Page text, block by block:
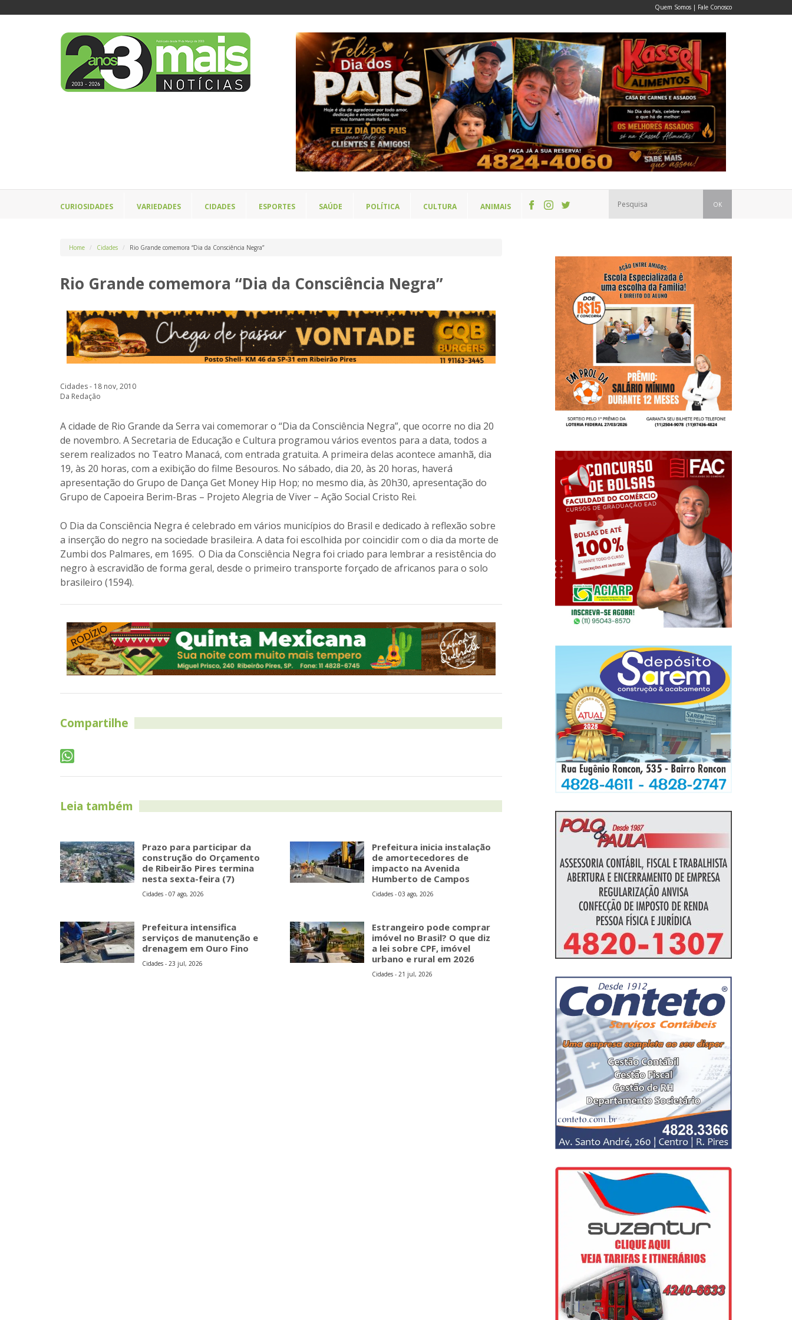
Quem Somos | Fale Conosco
CURIOSIDADES VARIEDADES CIDADES ESPORTES SAÚDE POLÍTICA CULTURA ANIMAIS OK
Home Cidades Rio Grande comemora “Dia da Consciência Negra”
Rio Grande comemora “Dia da Consciência Negra”
Cidades - 18 nov, 2010
Da Redação
A cidade de Rio Grande da Serra vai comemorar o “Dia da Consciência Negra”, que ocorre no dia 20
de novembro. A Secretaria de Educação e Cultura programou vários eventos para a data, todos a
serem realizados no Teatro Manacá, com entrada gratuita. A primeira delas acontece amanhã, dia
19, às 20 horas, com a exibição do filme Besouros. No sábado, dia 20, às 20 horas, haverá
apresentação do Grupo de Dança Get Money Hip Hop; no mesmo dia, às 20h30, apresentação do
Grupo de Capoeira Berim-Bras – Projeto Alegria de Viver – Ação Social Cristo Rei.
O Dia da Consciência Negra é celebrado em vários municípios do Brasil e dedicado à reflexão sobre
a inserção do negro na sociedade brasileira. A data foi escolhida por coincidir com o dia da morte de
Zumbi dos Palmares, em 1695. O Dia da Consciência Negra foi criado para lembrar a resistência do
negro à escravidão de forma geral, desde o primeiro transporte forçado de africanos para o solo
brasileiro (1594).
Compartilhe
Leia também
Prazo para participar da
construção do Orçamento
de Ribeirão Pires termina
nesta sexta-feira (7)
Cidades - 07 ago, 2026
Prefeitura inicia instalação
de amortecedores de
impacto na Avenida
Humberto de Campos
Cidades - 03 ago, 2026
Prefeitura intensifica
serviços de manutenção e
drenagem em Ouro Fino
Cidades - 23 jul, 2026
Estrangeiro pode comprar
imóvel no Brasil? O que diz
a lei sobre CPF, imóvel
urbano e rural em 2026
Cidades - 21 jul, 2026